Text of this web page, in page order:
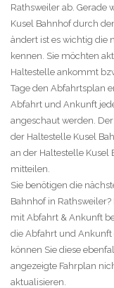
Rathsweiler ab. Gerade
Kusel Bahnhof durch
ändert ist es wichtig die
kennen. Sie möchten
Haltestelle ankommt
Tage den Abfahrtsplan
Abfahrt und Ankunft
angeschaut werden.
der Haltestelle Kusel
an der Haltestelle Kusel
mitteilen.
Sie benötigen die
Bahnhof in
mit Abfahrt & Ankunft
die Abfahrt und
können Sie diese
angezeigte Fahrplan
aktualisieren.